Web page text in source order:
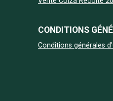
CONDITIONS
Conditions générales